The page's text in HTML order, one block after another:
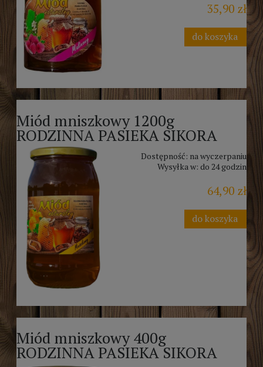
35,90 zł
do koszyka
Miód mniszkowy 1200g
RODZINNA PASIEKA SIKORA
Dostępność: na wyczerpaniu
Wysyłka w: do 24 godzin
64,90 zł
do koszyka
Miód mniszkowy 400g
RODZINNA PASIEKA SIKORA